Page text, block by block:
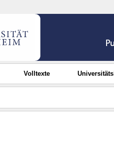
Volltexte